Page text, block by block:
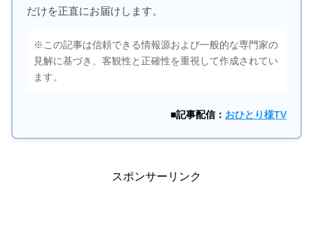
だけを正直にお届けします。
※この記事は信頼できる情報源および一般的な専門家の
見解に基づき、客観性と正確性を重視して作成されてい
ます。
■記事配信： おひとり様TV
スポンサーリンク